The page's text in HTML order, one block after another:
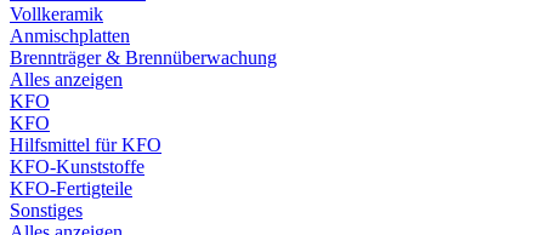
Vollkeramik
Anmischplatten
Brennträger & Brennüberwachung
Alles anzeigen
KFO
KFO
Hilfsmittel für KFO
KFO-Kunststoffe
KFO-Fertigteile
Sonstiges